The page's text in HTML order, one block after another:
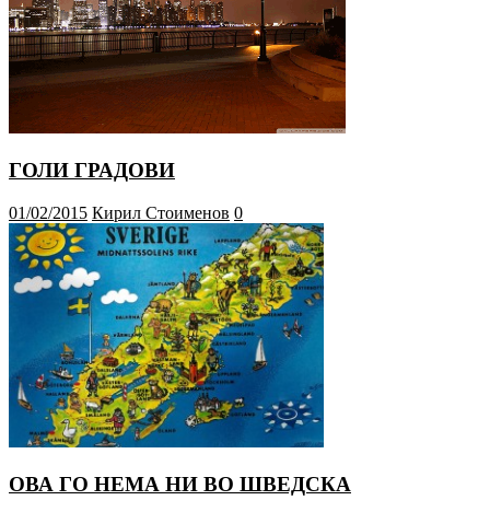
ГОЛИ ГРАДОВИ
01/02/2015 Кирил Стоименов 0
ОВА ГО НЕМА НИ ВО ШВЕДСКА